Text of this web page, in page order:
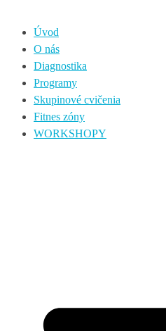
Úvod
O nás
Diagnostika
Programy
Skupinové cvičenia
Fitnes zóny
WORKSHOPY